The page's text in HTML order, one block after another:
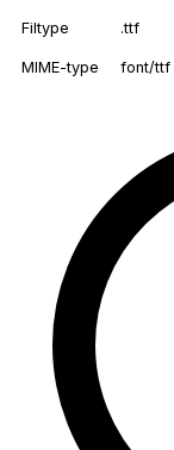
Filtype .ttf
MIME-type font/ttf